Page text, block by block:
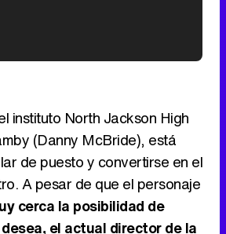
Tráiler de '33 días', la nueva serie de Atresplayer con Julián Villagrán y José Manuel Poga
instituto North Jackson High
(Danny McBride), está
de puesto y convertirse en el
A pesar de que el personaje
cerca la posibilidad de
el actual director de la